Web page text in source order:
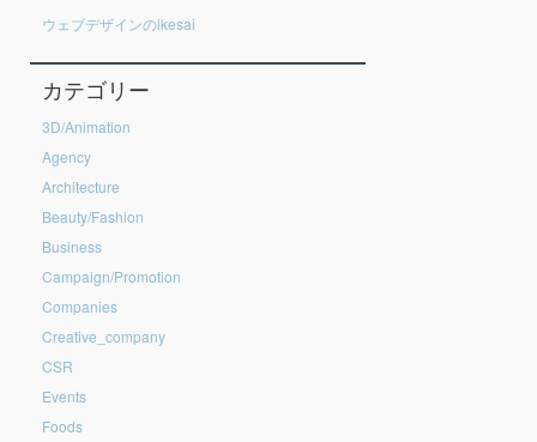
ウェブデザインのikesai
カテゴリー
3D/Animation
Agency
Architecture
Beauty/Fashion
Business
Campaign/Promotion
Companies
Creative_company
CSR
Events
Foods